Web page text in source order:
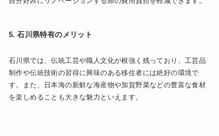
5. 石川県特有のメリット
石川県では、伝統工芸や職人文化が根強く残っており、工芸品
制作や伝統技術の習得に興味のある移住者には絶好の環境で
す。また、日本海の新鮮な海産物や加賀野菜などの豊富な食材
を楽しめることも大きな魅力といえます。